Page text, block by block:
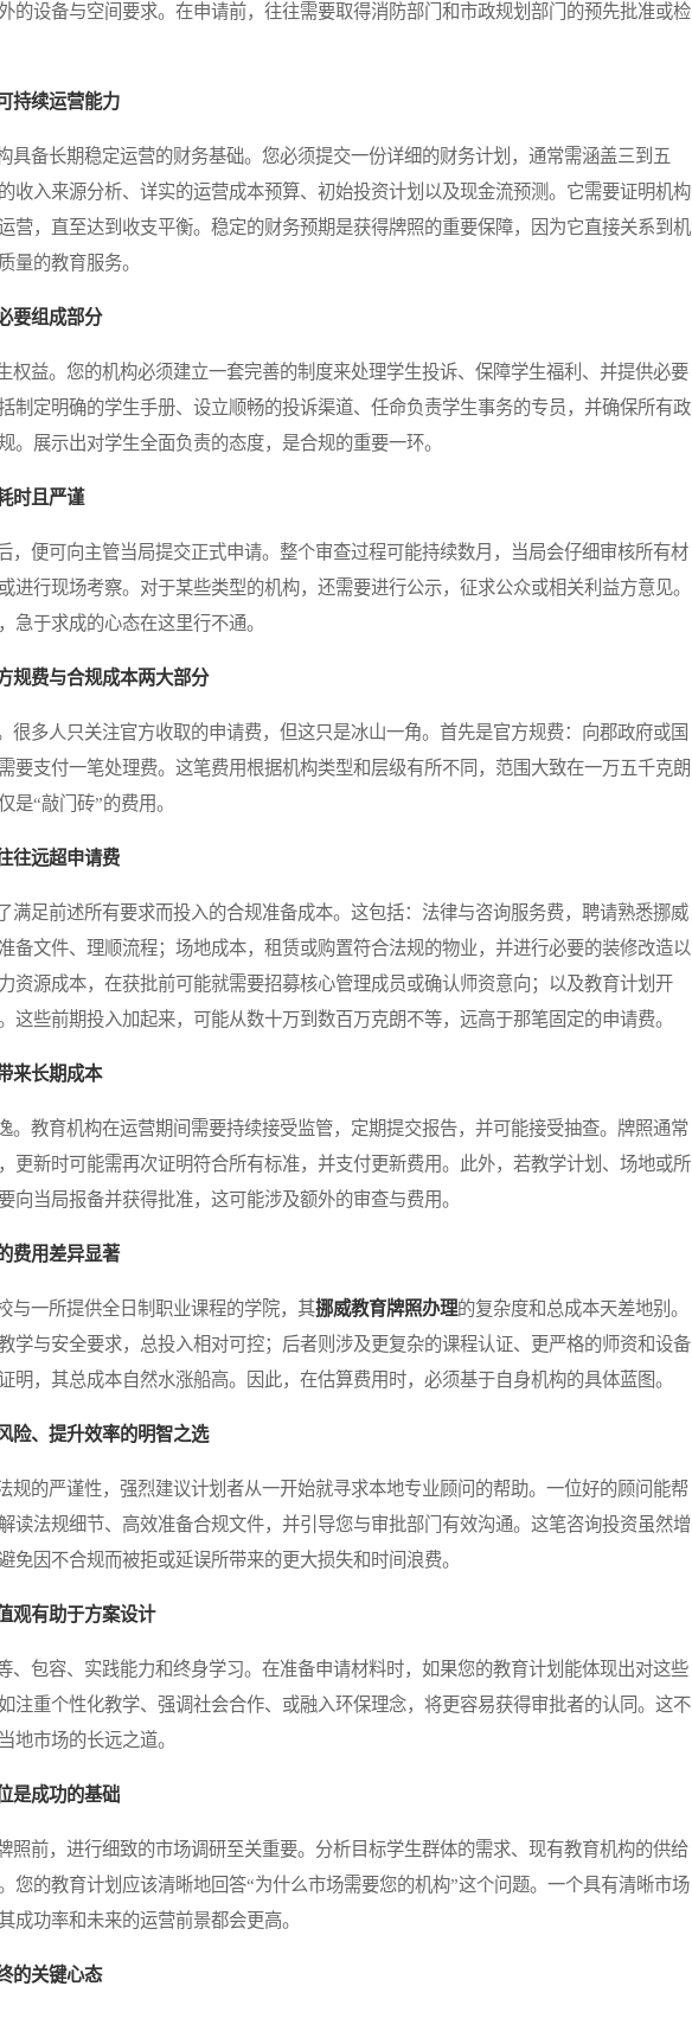
的设备与空间要求。在申请前，往往需要取得消防部门和市政规划部门的预先批准或检
持续运营能力
备长期稳定运营的财务基础。您必须提交一份详细的财务计划，通常需涵盖三到五
收入来源分析、详实的运营成本预算、初始投资计划以及现金流预测。它需要证明机构
营，直至达到收支平衡。稳定的财务预期是获得牌照的重要保障，因为它直接关系到机
量的教育服务。
要组成部分
益。您的机构必须建立一套完善的制度来处理学生投诉、保障学生福利、并提供必要
制定明确的学生手册、设立顺畅的投诉渠道、任命负责学生事务的专员，并确保所有政
。展示出对学生全面负责的态度，是合规的重要一环。
时且严谨
便可向主管当局提交正式申请。整个审查过程可能持续数月，当局会仔细审核所有材
进行现场考察。对于某些类型的机构，还需要进行公示，征求公众或相关利益方意见。
急于求成的心态在这里行不通。
规费与合规成本两大部分
多人只关注官方收取的申请费，但这只是冰山一角。首先是官方规费：向郡政府或国
要支付一笔处理费。这笔费用根据机构类型和层级有所不同，范围大致在一万五千克朗
是“敲门砖”的费用。
往远超申请费
足前述所有要求而投入的合规准备成本。这包括：法律与咨询服务费，聘请熟悉挪威
备文件、理顺流程；场地成本，租赁或购置符合法规的物业，并进行必要的装修改造以
资源成本，在获批前可能就需要招募核心管理成员或确认师资意向；以及教育计划开
这些前期投入加起来，可能从数十万到数百万克朗不等，远高于那笔固定的申请费。
来长期成本
教育机构在运营期间需要持续接受监管，定期提交报告，并可能接受抽查。牌照通常
更新时可能需再次证明符合所有标准，并支付更新费用。此外，若教学计划、场地或所
向当局报备并获得批准，这可能涉及额外的审查与费用。
费用差异显著
一所提供全日制职业课程的学院，其挪威教育牌照办理的复杂度和总成本天差地别。
学与安全要求，总投入相对可控；后者则涉及更复杂的课程认证、更严格的师资和设备
明，其总成本自然水涨船高。因此，在估算费用时，必须基于自身机构的具体蓝图。
险、提升效率的明智之选
的严谨性，强烈建议计划者从一开始就寻求本地专业顾问的帮助。一位好的顾问能帮
读法规细节、高效准备合规文件，并引导您与审批部门有效沟通。这笔咨询投资虽然增
免因不合规而被拒或延误所带来的更大损失和时间浪费。
观有助于方案设计
包容、实践能力和终身学习。在准备申请材料时，如果您的教育计划能体现出对这些
注重个性化教学、强调社会合作、或融入环保理念，将更容易获得审批者的认同。这不
地市场的长远之道。
是成功的基础
前，进行细致的市场调研至关重要。分析目标学生群体的需求、现有教育机构的供给
您的教育计划应该清晰地回答“为什么市场需要您的机构”这个问题。一个具有清晰市场
成功率和未来的运营前景都会更高。
的关键心态